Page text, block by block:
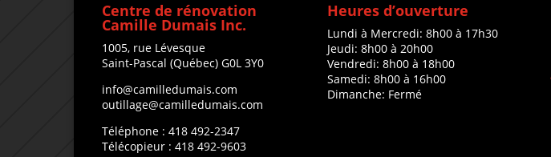
Centre de rénovation
Camille Dumais Inc.
1005, rue Lévesque
Saint-Pascal (Québec) G0L 3Y0
info@camilledumais.com
outillage@camilledumais.com
Téléphone : 418 492-2347
Télécopieur : 418 492-9603
Heures d’ouverture
Lundi à Mercredi: 8h00 à 17h30
Jeudi: 8h00 à 20h00
Vendredi: 8h00 à 18h00
Samedi: 8h00 à 16h00
Dimanche: Fermé